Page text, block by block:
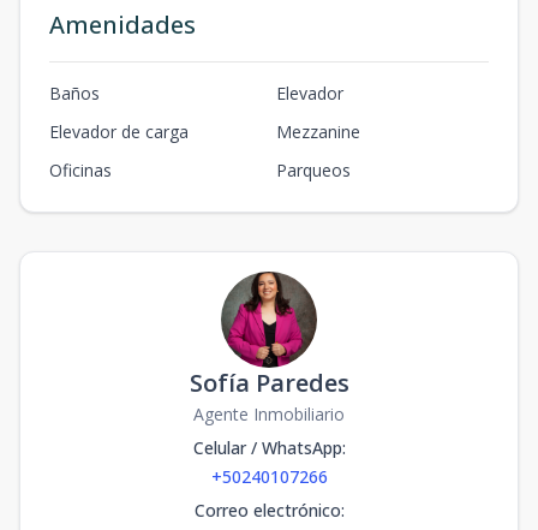
Amenidades
Baños
Elevador
Elevador de carga
Mezzanine
Oficinas
Parqueos
Sofía Paredes
Agente Inmobiliario
Celular / WhatsApp:
+50240107266
Correo electrónico: